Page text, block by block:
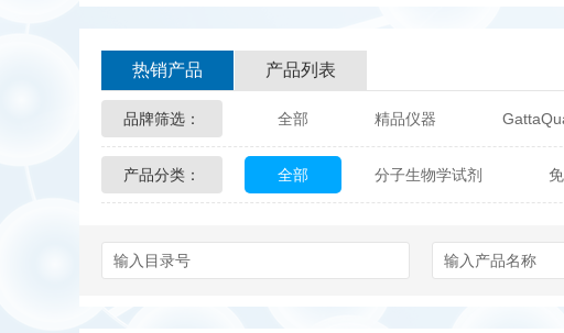
热销产品 产品列表
品牌筛选： 全部 精品仪器
Glycon Biochem Sterlitech
产品分类： 全部 分子生物学试剂